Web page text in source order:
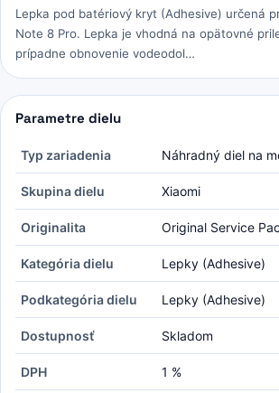
Lepka pod batériový kryt (Adhesive) určená
Note 8 Pro. Lepka je vhodná na opätovné
prípadne obnovenie vodeodol…
Parametre dielu
Typ zariadenia Náhradný diel na
Skupina dielu Xiaomi
Originalita Original Service
Kategória dielu Lepky (Adhesive)
Podkategória dielu Lepky (Adhesive)
Dostupnosť Skladom
DPH 1 %